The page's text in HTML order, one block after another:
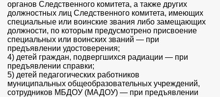
органов Следственного комитета, а также других
должностных лиц Следственного комитета, имеющих
специальные или воинские звания либо замещающих
должности, по которым предусмотрено присвоение
специальных или воинских званий — при
предъявлении удостоверения;
4) детей граждан, подвергшихся радиации — при
предъявлении справки;
5) детей педагогических работников
муниципальных общеобразовательных учреждений,
сотрудников МБДОУ (МАДОУ) — при предъявлении